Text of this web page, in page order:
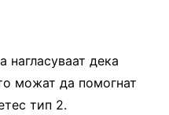
нагласуваат дека
можат да помогнат
тип 2.